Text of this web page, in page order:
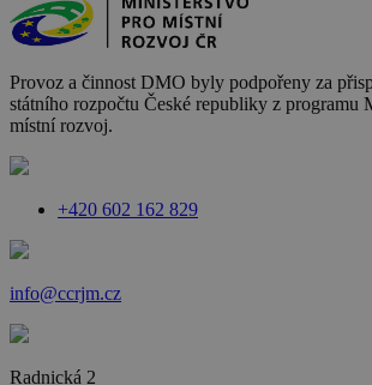
Provoz a činnost DMO byly podpořeny za
státního rozpočtu České republiky z programu
místní rozvoj.
+420 602 162 829
info@ccrjm.cz
Radnická 2